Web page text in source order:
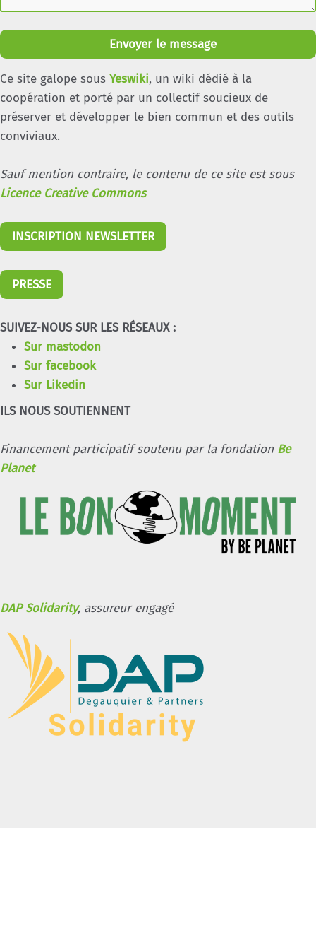
Envoyer le message
Ce site galope sous Yeswiki, un wiki dédié à la
coopération et porté par un collectif soucieux de
préserver et développer le bien commun et des outils
conviviaux.
Sauf mention contraire, le contenu de ce site est sous
Licence Creative Commons
INSCRIPTION NEWSLETTER
PRESSE
SUIVEZ-NOUS SUR LES RÉSEAUX :
Sur mastodon
Sur facebook
Sur Likedin
ILS NOUS SOUTIENNENT
Financement participatif soutenu par la fondation Be
Planet
DAP Solidarity, assureur engagé